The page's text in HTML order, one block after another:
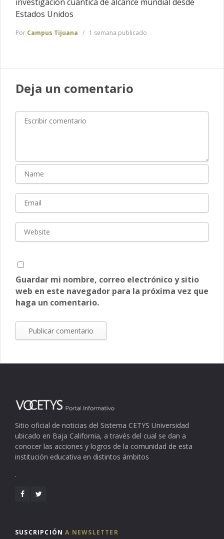
investigación cuántica de alcance mundial desde
Estados Unidos
Por Campus Tijuana 1 semana publicado
Deja un comentario
Guardar mi nombre, correo electrónico y sitio
web en este navegador para la próxima vez que
haga un comentario.
Sitio oficial de noticias del Sistema CETYS Universidad
ubicado en Baja California, a través del cual se dan a
conocer las acciones y logros de la comunidad de esta
institución educativa en distintos ámbitos
.
SUSCRIPCIÓNA NEWSLETTER